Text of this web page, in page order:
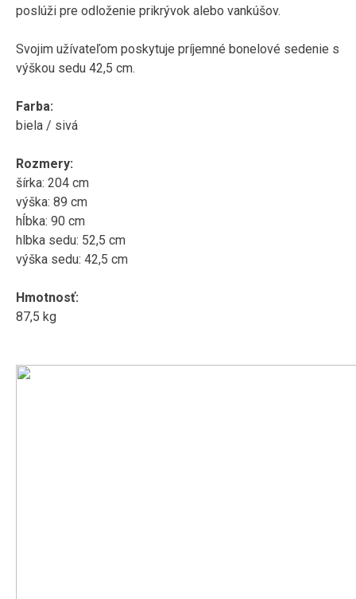
poslúži pre odloženie prikrývok alebo vankúšov.
Svojim užívateľom poskytuje príjemné bonelové sedenie s
výškou sedu 42,5 cm.
Farba:
biela / sivá
Rozmery:
šírka: 204 cm
výška: 89 cm
hĺbka: 90 cm
hlbka sedu: 52,5 cm
výška sedu: 42,5 cm
Hmotnosť:
87,5 kg